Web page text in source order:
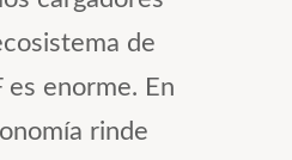
de
es enorme. En
rinde